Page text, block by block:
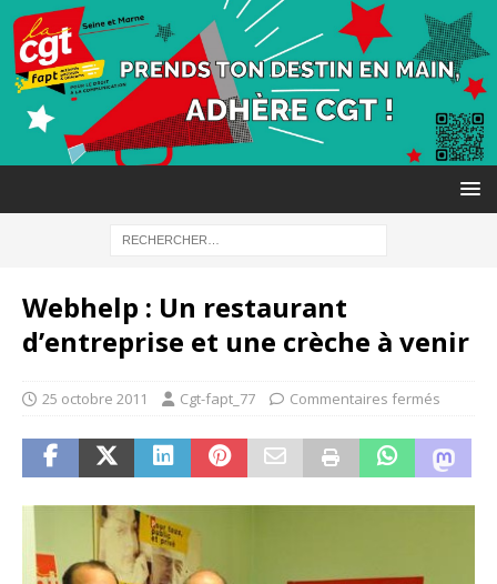
Webhelp : Un restaurant
d’entreprise et une crèche à venir
25 octobre 2011 Cgt-fapt_77 Commentaires fermés